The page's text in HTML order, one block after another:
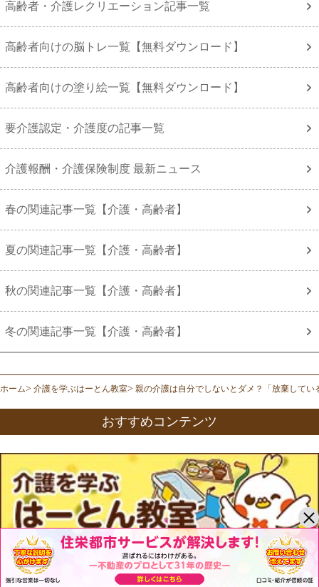
高齢者・介護レクリエーション記事一覧
高齢者向けの脳トレ一覧【無料ダウンロード】
高齢者向けの塗り絵一覧【無料ダウンロード】
要介護認定・介護度の記事一覧
介護報酬・介護保険制度 最新ニュース
春の関連記事一覧【介護・高齢者】
夏の関連記事一覧【介護・高齢者】
秋の関連記事一覧【介護・高齢者】
冬の関連記事一覧【介護・高齢者】
ホーム 介護を学ぶはーとん教室 親の介護は自分でしないとダメ？「放棄して
おすすめコンテンツ